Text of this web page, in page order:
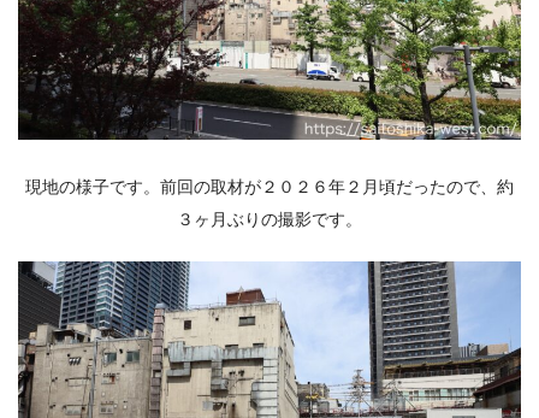
現地の様子です。前回の取材が２０２６年２月頃だったので、約
３ヶ月ぶりの撮影です。